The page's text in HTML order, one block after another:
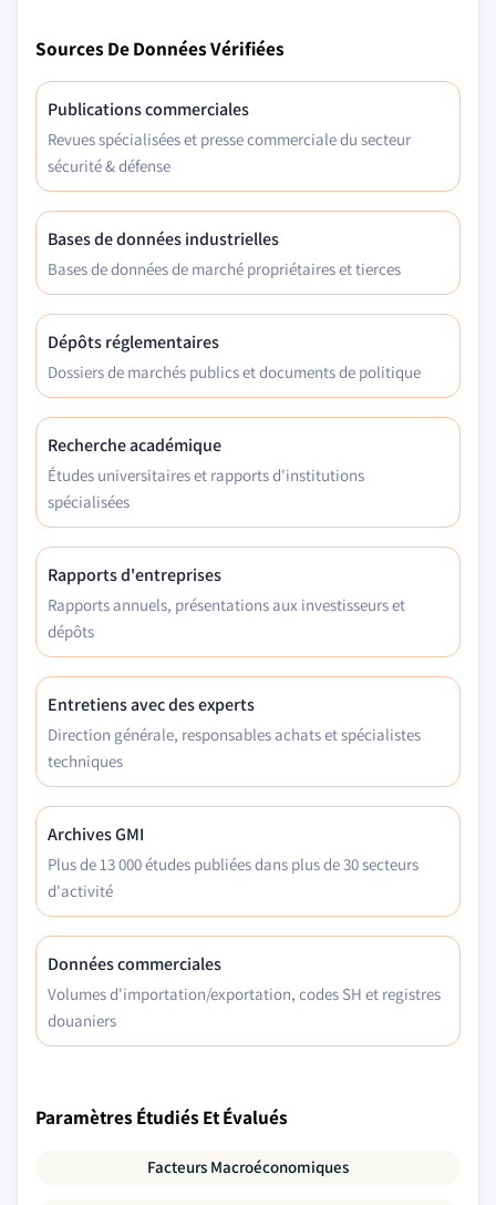
Sources De Données Vérifiées
Publications commerciales
Revues spécialisées et presse commerciale du secteur
sécurité & défense
Bases de données industrielles
Bases de données de marché propriétaires et tierces
Dépôts réglementaires
Dossiers de marchés publics et documents de politique
Recherche académique
Études universitaires et rapports d'institutions
spécialisées
Rapports d'entreprises
Rapports annuels, présentations aux investisseurs et
dépôts
Entretiens avec des experts
Direction générale, responsables achats et spécialistes
techniques
Archives GMI
Plus de 13 000 études publiées dans plus de 30 secteurs
d'activité
Données commerciales
Volumes d'importation/exportation, codes SH et registres
douaniers
Paramètres Étudiés Et Évalués
Facteurs Macroéconomiques